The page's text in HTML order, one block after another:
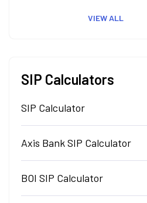
VIEW ALL
SIP Calculators
SIP Calculator
Axis Bank SIP Calculator
BOI SIP Calculator